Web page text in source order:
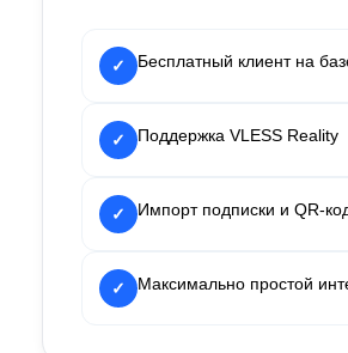
✓ Бесплатный клиент на
✓ Поддержка VLESS Reality
✓ Импорт подписки и QR-
✓ Максимально простой